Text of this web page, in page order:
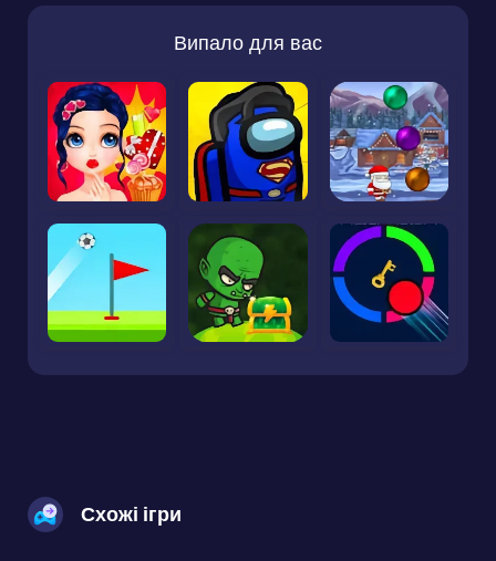
Випало для вас
Схожі ігри